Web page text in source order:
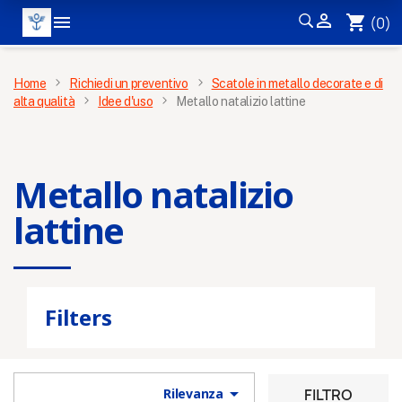
  shopping_cart (0)
MENÙ
Home Richiedi un preventivo
Scatole in metallo decorate e di
alta qualità
Idee d'uso Metallo natalizio lattine
Metallo natalizio
lattine
Filters
Rilevanza  FILTRO